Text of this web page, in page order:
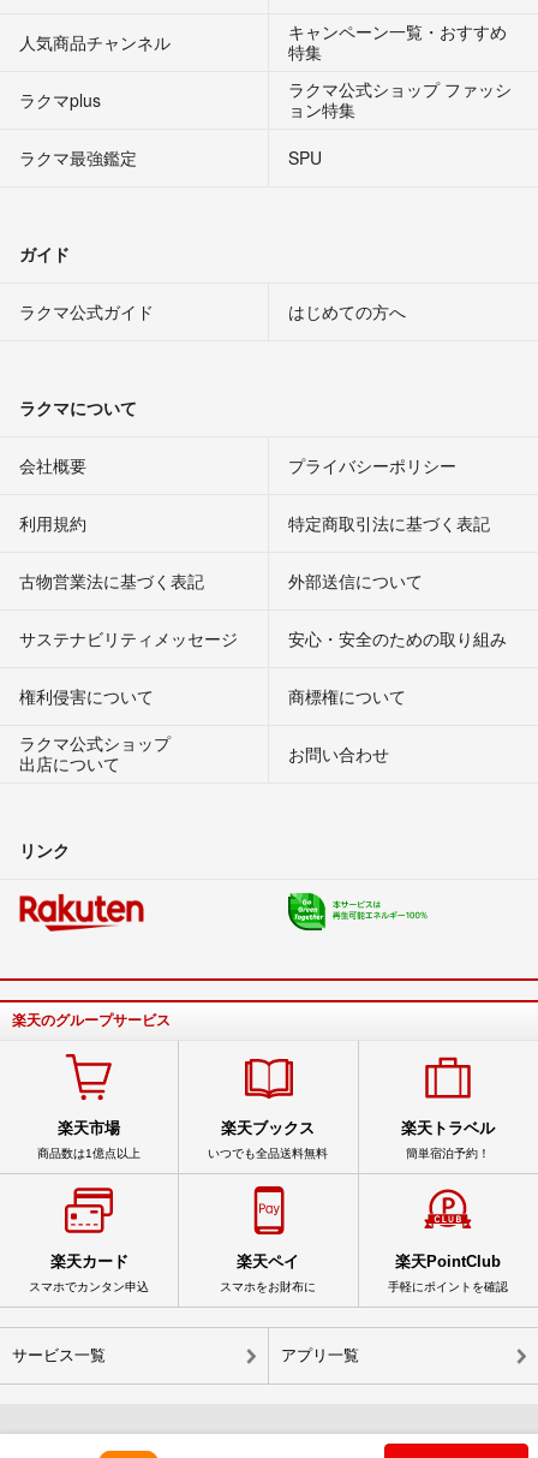
人気商品チャンネル
キャンペーン一覧・おすすめ
特集
ラクマplus
ラクマ公式ショップ ファッシ
ョン特集
ラクマ最強鑑定
SPU
ガイド
ラクマ公式ガイド はじめての方へ
ラクマについて
会社概要 プライバシーポリシー
利用規約 特定商取引法に基づく表記
古物営業法に基づく表記 外部送信について
サステナビリティメッセージ 安心・安全のための取り組み
権利侵害について
商標権について
ラクマ公式ショップ
出店について
お問い合わせ
リンク
楽天のグループサービス
楽天市場
商品数は1億点以上
楽天ブックス
いつでも全品送料無料
楽天トラベル
簡単宿泊予約！
楽天カード
スマホでカンタン申込
楽天ペイ
スマホをお財布に
楽天PointClub
手軽にポイントを確認
サービス一覧 アプリ一覧